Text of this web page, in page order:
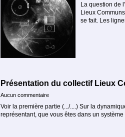
La question de
Lieux
se fait. Les
Présentation du collectif Lieux
Aucun commentaire
Voir la première partie (.../....) Sur la
représentant, que vous êtes dans un